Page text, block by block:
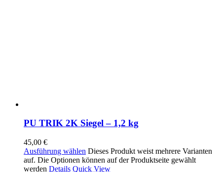
PU TRIK 2K Siegel – 1,2 kg
45,00 €
Ausführung wählen Dieses Produkt weist mehrere Varianten
auf. Die Optionen können auf der Produktseite gewählt
werden Details Quick View